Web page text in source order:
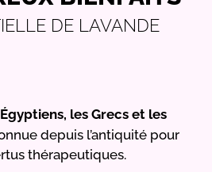
DE LAVANDE
les Grecs et les
depuis l’antiquité pour
thérapeutiques.